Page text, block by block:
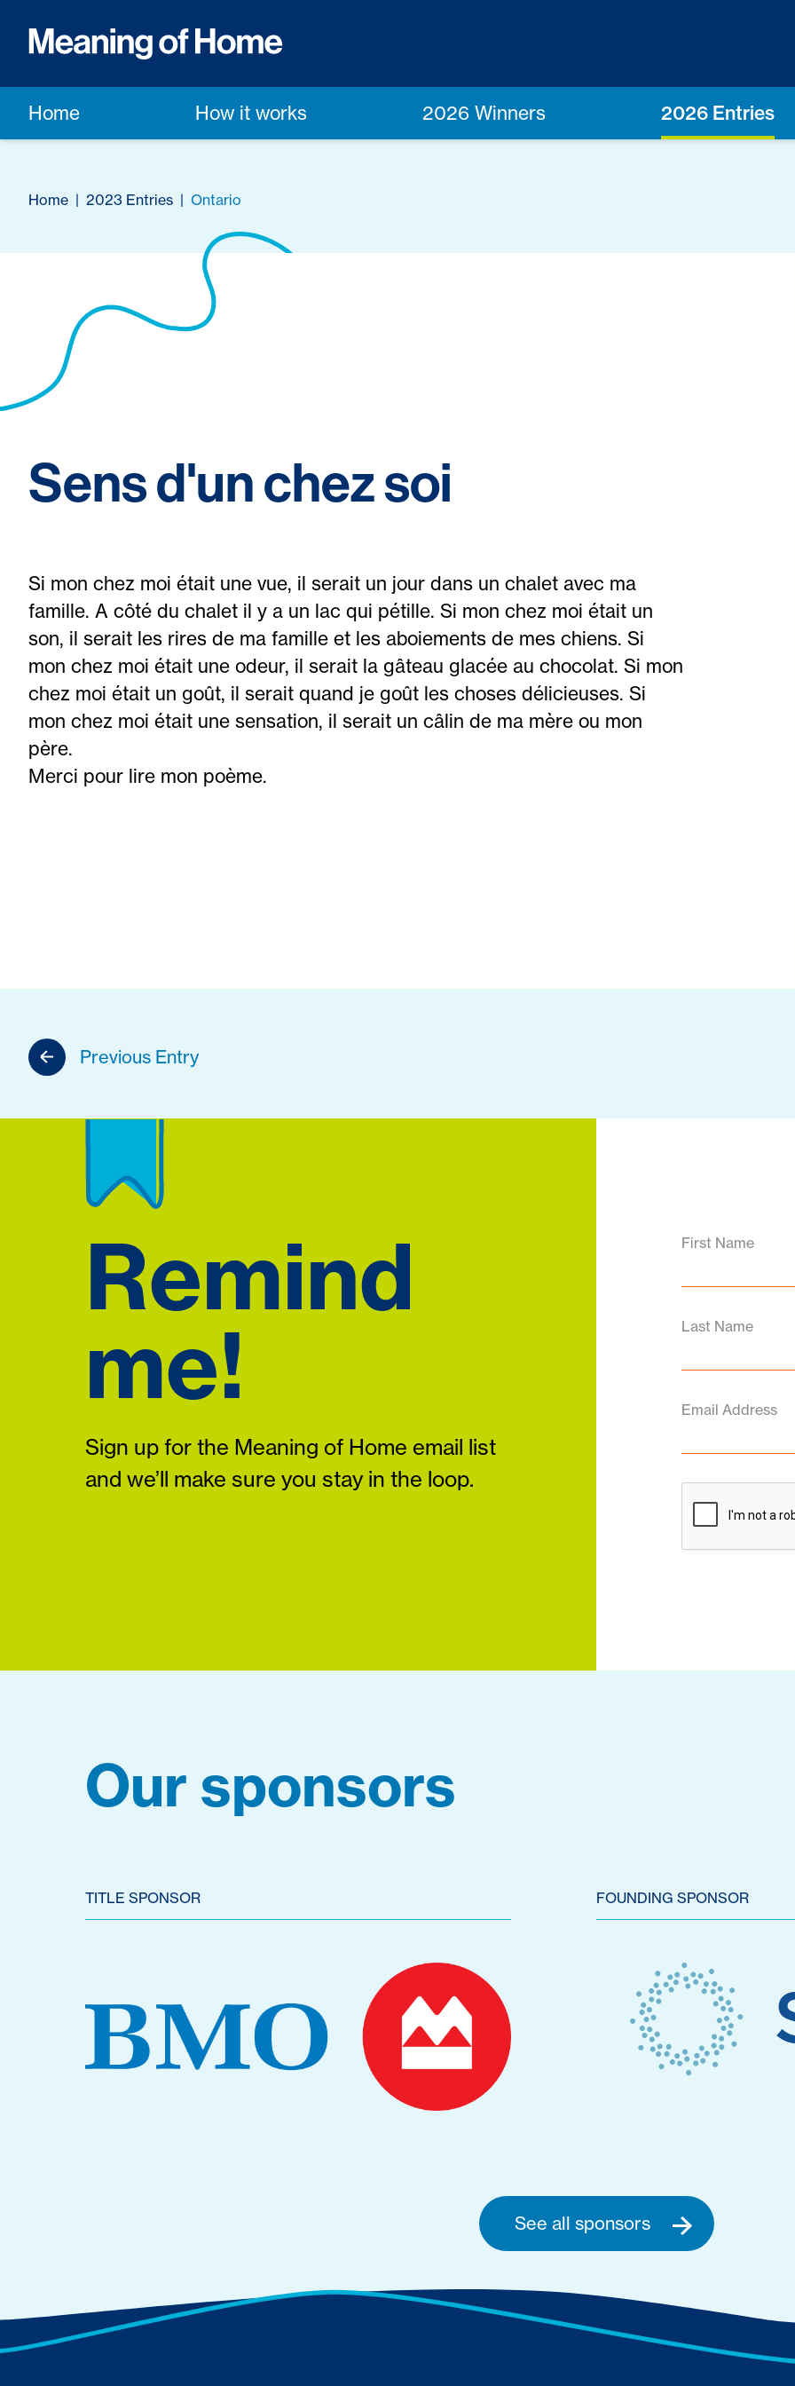
Home How it works 2026 Winners 2026 Entries
Home | 2023 Entries | Ontario
Sens d'un chez soi
Si mon chez moi était une vue, il serait un jour dans un chalet avec ma
famille. A côté du chalet il y a un lac qui pétille. Si mon chez moi était un
son, il serait les rires de ma famille et les aboiements de mes chiens. Si
mon chez moi était une odeur, il serait la gâteau glacée au chocolat. Si mon
chez moi était un goût, il serait quand je goût les choses délicieuses. Si
mon chez moi était une sensation, il serait un câlin de ma mère ou mon
père.
Merci pour lire mon poème.
Previous Entry
Remind
me!
Sign up for the Meaning of Home email list
and we’ll make sure you stay in the loop.
First Name
Last Name
Email Address
Our sponsors
TITLE SPONSOR FOUNDING SPONSOR
See all sponsors